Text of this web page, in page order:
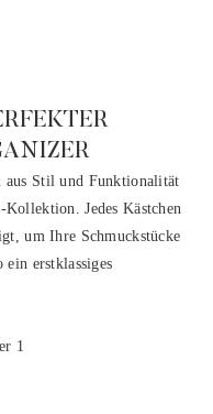
aus Stil und Funktionalität
Kollektion. Jedes Kästchen
um Ihre Schmuckstücke
erstklassiges